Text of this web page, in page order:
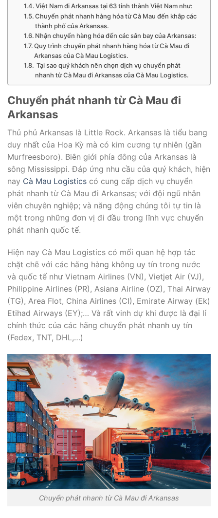
Việt Nam đi Arkansas tại 63 tỉnh thành Việt Nam như:
Chuyển phát nhanh hàng hóa từ Cà Mau đến khắp các
thành phố của Arkansas.
Nhận chuyển hàng hóa đến các sân bay của Arkansas:
Quy trình chuyển phát nhanh hàng hóa từ Cà Mau đi
Arkansas của Cà Mau Logistics.
Tại sao quý khách nên chọn dịch vụ chuyển phát
nhanh từ Cà Mau đi Arkansas của Cà Mau Logistics.
Chuyển phát nhanh từ Cà Mau đi
Arkansas
Thủ phủ Arkansas là Little Rock. Arkansas là tiểu bang
duy nhất của Hoa Kỳ mà có kim cương tự nhiên (gần
Murfreesboro). Biên giới phía đông của Arkansas là
sông Mississippi. Đáp ứng nhu cầu của quý khách, hiện
nay Cà Mau Logistics có cung cấp dịch vụ chuyển
phát nhanh từ Cà Mau đi Arkansas; với đội ngũ nhân
viên chuyên nghiệp; và năng động chúng tôi tự tin là
một trong những đơn vị đi đầu trong lĩnh vực chuyển
phát nhanh quốc tế.
Hiện nay Cà Mau Logistics có mối quan hệ hợp tác
chặt chẽ với các hãng hàng không uy tín trong nước
và quốc tế như Vietnam Airlines (VN), Vietjet Air (VJ),
Philippine Airlines (PR), Asiana Airline (OZ), Thai Airway
(TG), Area Flot, China Airlines (CI), Emirate Airway (Ek)
Etihad Airways (EY);… Và rất vinh dự khi được là đại lí
chính thức của các hãng chuyển phát nhanh uy tín
(Fedex, TNT, DHL,…)
Chuyển phát nhanh từ Cà Mau đi Arkansas